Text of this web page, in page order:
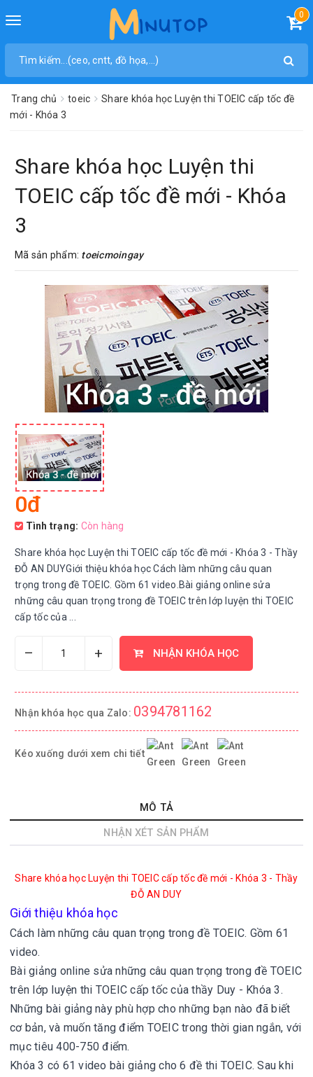
Toggle
0
Trang chủ toeic
Share khóa học Luyện thi TOEIC cấp tốc đề
mới - Khóa 3
Share khóa học Luyện thi
TOEIC cấp tốc đề mới - Khóa
3
Mã sản phẩm: toeicmoingay
0đ
Tình trạng: Còn hàng
Share khóa học Luyện thi TOEIC cấp tốc đề mới - Khóa 3 - Thầy
ĐỖ AN DUYGiới thiệu khóa học Cách làm những câu quan
trọng trong đề TOEIC. Gồm 61 video.Bài giảng online sửa
những câu quan trọng trong đề TOEIC trên lớp luyện thi TOEIC
cấp tốc của ...
– + NHẬN KHÓA HỌC
Nhận khóa học qua Zalo: 0394781162
Kéo xuống dưới xem chi tiết
MÔ TẢ
NHẬN XÉT SẢN PHẨM
Share khóa học Luyện thi TOEIC cấp tốc đề mới - Khóa 3 - Thầy
ĐỖ AN DUY
Giới thiệu khóa học
Cách làm những câu quan trọng trong đề TOEIC. Gồm 61
video.
Bài giảng online sửa những câu quan trọng trong đề TOEIC
trên lớp luyện thi TOEIC cấp tốc của thầy Duy - Khóa 3.
Những bài giảng này phù hợp cho những bạn nào đã biết
cơ bản, và muốn tăng điểm TOEIC trong thời gian ngắn, với
mục tiêu 400-750 điểm.
Khóa 3 có 61 video bài giảng cho 6 đề thi TOEIC. Sau khi